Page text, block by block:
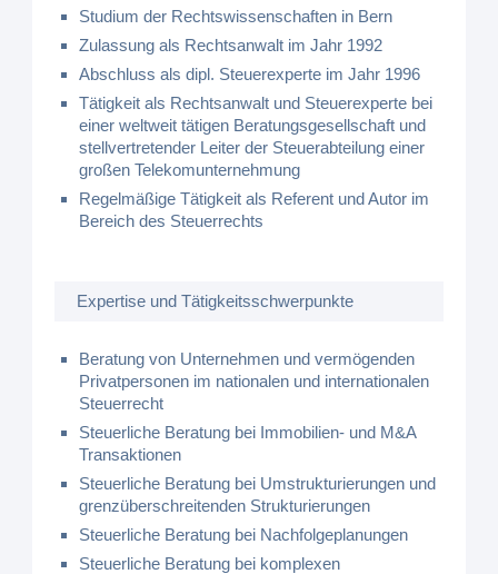
Studium der Rechtswissenschaften in Bern
Zulassung als Rechtsanwalt im Jahr 1992
Abschluss als dipl. Steuerexperte im Jahr 1996
Tätigkeit als Rechtsanwalt und Steuerexperte bei
einer weltweit tätigen Beratungsgesellschaft und
stellvertretender Leiter der Steuerabteilung einer
großen Telekomunternehmung
Regelmäßige Tätigkeit als Referent und Autor im
Bereich des Steuerrechts
Expertise und Tätigkeitsschwerpunkte
Beratung von Unternehmen und vermögenden
Privatpersonen im nationalen und internationalen
Steuerrecht
Steuerliche Beratung bei Immobilien- und M&A
Transaktionen
Steuerliche Beratung bei Umstrukturierungen und
grenzüberschreitenden Strukturierungen
Steuerliche Beratung bei Nachfolgeplanungen
Steuerliche Beratung bei komplexen